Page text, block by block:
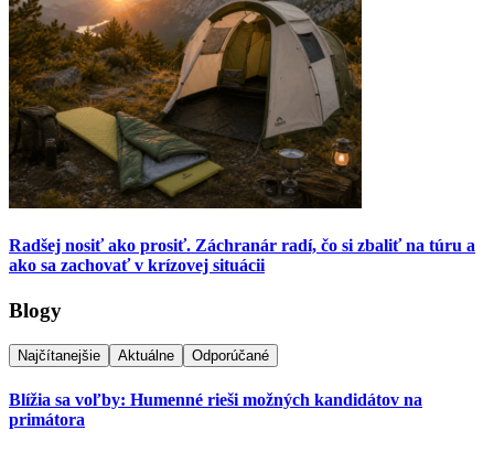
Radšej nosiť ako prosiť. Záchranár radí, čo si zbaliť na túru a
ako sa zachovať v krízovej situácii
Blogy
Najčítanejšie Aktuálne Odporúčané
Blížia sa voľby: Humenné rieši možných kandidátov na
primátora